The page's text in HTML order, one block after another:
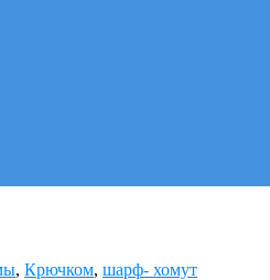
, Крючком, шарф- хомут